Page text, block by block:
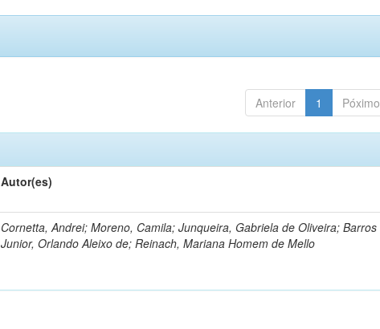
Anterior 1 Póximo
Autor(es)
Cornetta, Andrei; Moreno, Camila; Junqueira, Gabriela de Oliveira; Barros
Junior, Orlando Aleixo de; Reinach, Mariana Homem de Mello